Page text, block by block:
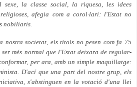
la classe social, la riquesa, les idees
afegia com a corol·lari: l'Estat no
nobiliaris.
nostra societat, els títols no pesen com fa 75
més normal que l'Estat deixara de regular-
per ara, amb un simple maquillatge:
D'ací que una part del nostre grup, els
s'abstinguen en la votació d'una llei